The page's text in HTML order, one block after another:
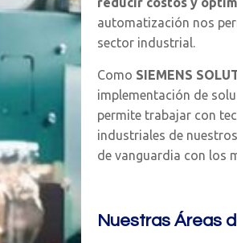
automatización nos
sector industrial.
Como SIEMENS
implementación de
permite trabajar con
industriales de
de vanguardia con los
Nuestras Áreas